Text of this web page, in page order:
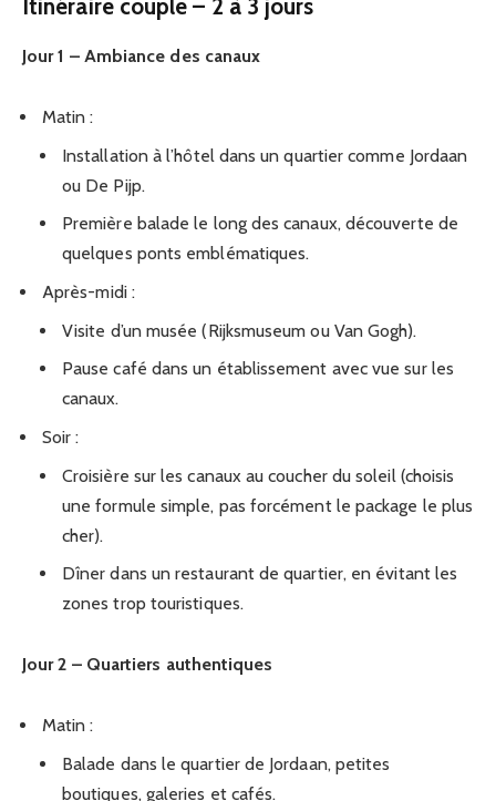
Itinéraire couple – 2 à 3 jours
Jour 1 – Ambiance des canaux
Matin :
Installation à l’hôtel dans un quartier comme Jordaan
ou De Pijp.
Première balade le long des canaux, découverte de
quelques ponts emblématiques.
Après-midi :
Visite d’un musée (Rijksmuseum ou Van Gogh).
Pause café dans un établissement avec vue sur les
canaux.
Soir :
Croisière sur les canaux au coucher du soleil (choisis
une formule simple, pas forcément le package le plus
cher).
Dîner dans un restaurant de quartier, en évitant les
zones trop touristiques.
Jour 2 – Quartiers authentiques
Matin :
Balade dans le quartier de Jordaan, petites
boutiques, galeries et cafés.